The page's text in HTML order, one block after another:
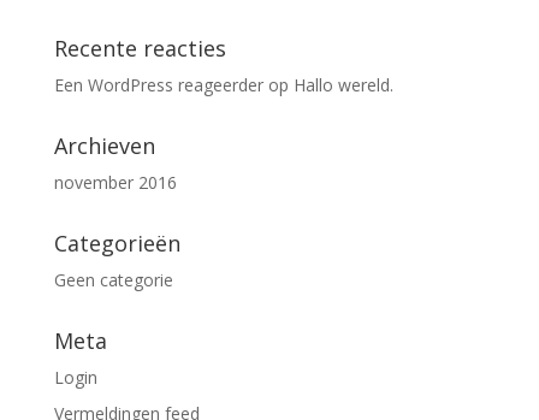
Recente reacties
Een WordPress reageerderop Hallo wereld.
Archieven
november 2016
Categorieën
Geen categorie
Meta
Login
Vermeldingen feed